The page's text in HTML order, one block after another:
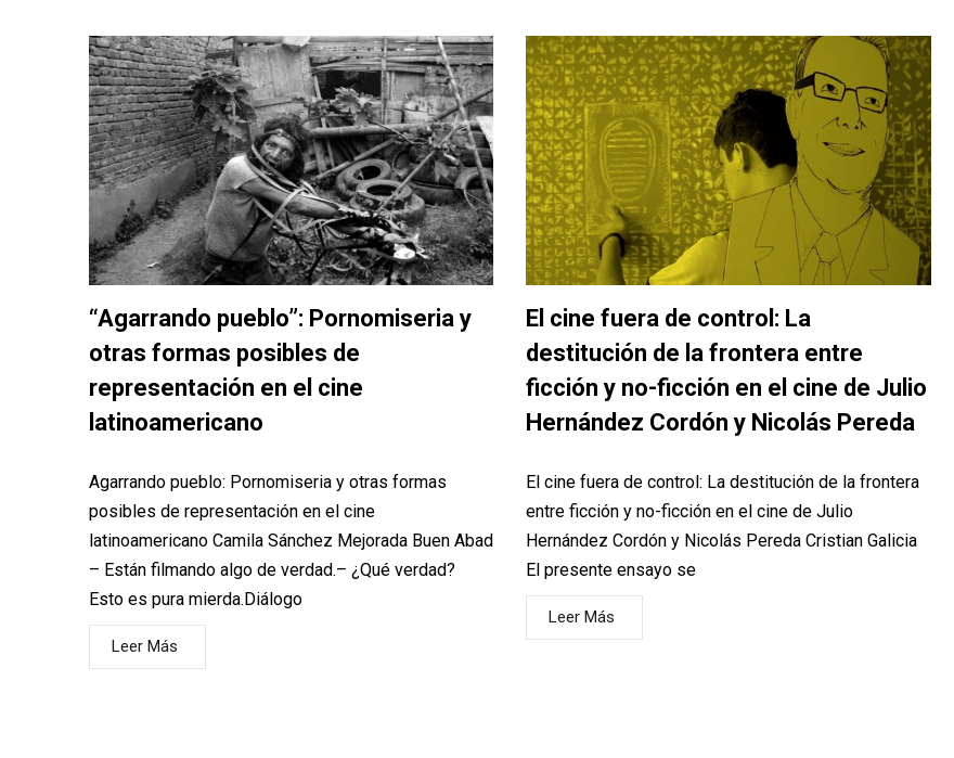
“Agarrando pueblo”: Pornomiseria y
otras formas posibles de
representación en el cine
latinoamericano
Agarrando pueblo: Pornomiseria y otras formas
posibles de representación en el cine
latinoamericano Camila Sánchez Mejorada Buen Abad
– Están filmando algo de verdad.– ¿Qué verdad?
Esto es pura mierda.Diálogo
Leer Más
El cine fuera de control: La
destitución de la frontera entre
ficción y no-ficción en el cine de Julio
Hernández Cordón y Nicolás Pereda
El cine fuera de control: La destitución de la frontera
entre ficción y no-ficción en el cine de Julio
Hernández Cordón y Nicolás Pereda Cristian Galicia
El presente ensayo se
Leer Más